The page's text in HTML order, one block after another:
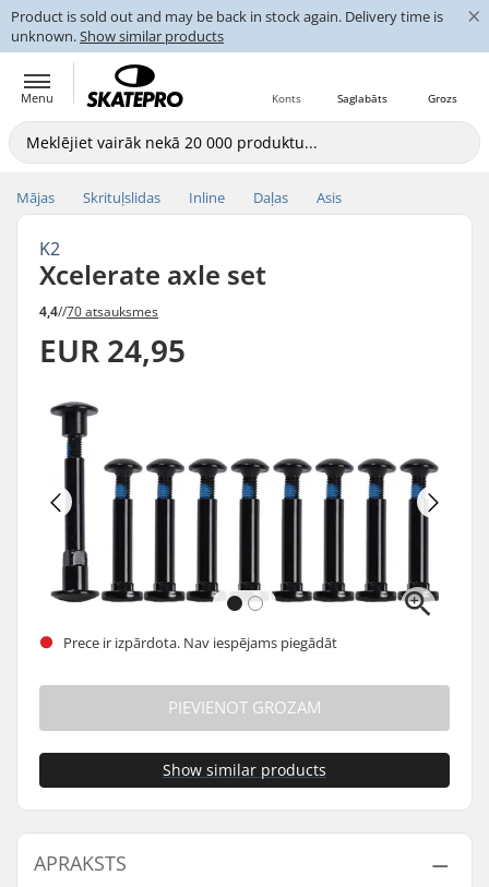
Product is sold out and may be back in stock again. Delivery time is
unknown.Show similar products
×
Menu Grozs
Saglabāts
Konts
Mājas Skrituļslidas Inline Daļas Asis
K2
Xcelerate axle set
4,4//70 atsauksmes
EUR 24,95
Prece ir izpārdota. Nav iespējams piegādāt
PIEVIENOT GROZAM
Show similar products
APRAKSTS